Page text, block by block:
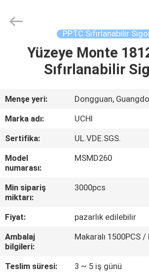
S
SG
HAKKIMIZDA
FABRIKA
KALITE
Electronics
Co.,Ltd.
PPTC Sıfırlanabilir
Yüzeye Monte
Sıfırlanabilir
Menşe yeri:
Dongguan,
Marka adı:
UCHI
Sertifika:
UL.VDE.SGS.
Model
numarası:
MSMD260
Min sipariş
miktarı:
3000pcs
Fiyat:
pazarlık edilebilir
Ambalaj
bilgileri:
Makaralı 1500PCS
Teslim süresi:
3 ~ 5 iş günü